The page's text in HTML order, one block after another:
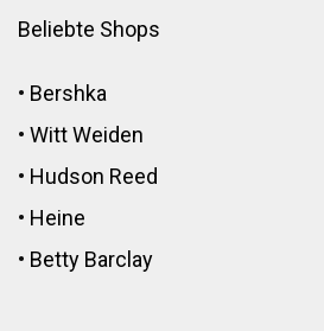
Beliebte Shops
• Bershka
• Witt Weiden
• Hudson Reed
• Heine
• Betty Barclay